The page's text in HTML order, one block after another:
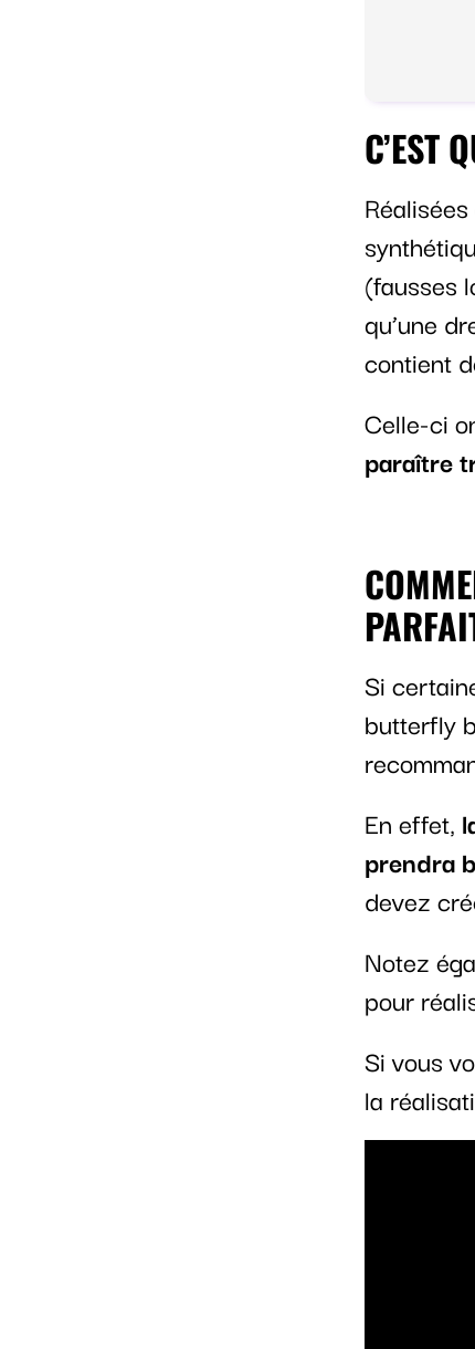
C’EST
(fausses
qu’une
contient
Celle-ci
paraître
Si
butterfly
En effet,
prendra
devez
Notez
pour
Si vous
la